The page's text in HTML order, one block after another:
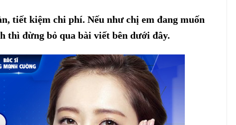
tiết kiệm chi phí. Nếu như chị em đang muốn
thì đừng bỏ qua bài viết bên dưới đây.